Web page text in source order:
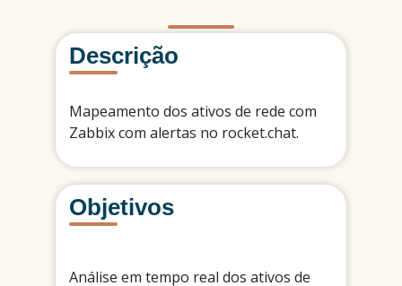
Descrição
Mapeamento dos ativos de rede com
Zabbix com alertas no rocket.chat.
Objetivos
Análise em tempo real dos ativos de